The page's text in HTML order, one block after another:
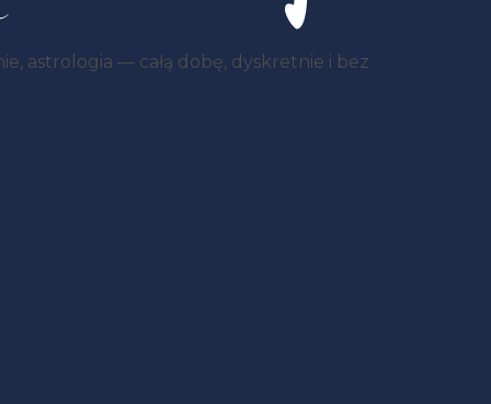
astrologia — całą dobę, dyskretnie i bez